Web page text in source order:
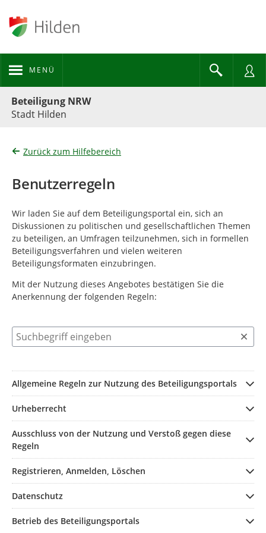
MENÜ
Beteiligung NRW
Stadt Hilden
Zurück zum Hilfebereich
Benutzerregeln
Wir laden Sie auf dem Beteiligungsportal ein, sich an
Diskussionen zu politischen und gesellschaftlichen Themen
zu beteiligen, an Umfragen teilzunehmen, sich in formellen
Beteiligungsverfahren und vielen weiteren
Beteiligungsformaten einzubringen.
Mit der Nutzung dieses Angebotes bestätigen Sie die
Anerkennung der folgenden Regeln:
Suchbegriff eingeben
Allgemeine Regeln zur Nutzung des Beteiligungsportals
Urheberrecht
Ausschluss von der Nutzung und Verstoß gegen diese
Regeln
Registrieren, Anmelden, Löschen
Datenschutz
Betrieb des Beteiligungsportals